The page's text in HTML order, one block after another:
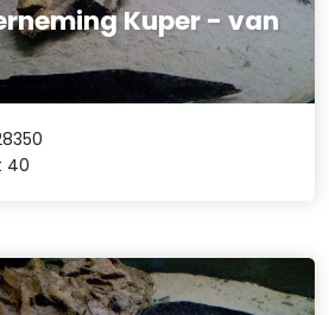
Kuper - van
40